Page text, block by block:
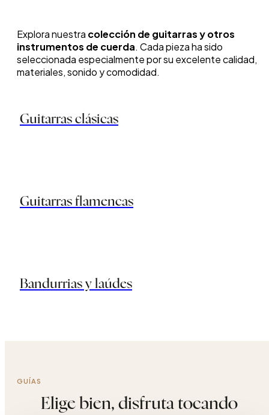
Explora nuestra colección de guitarras y otros
instrumentos de cuerda. Cada pieza ha sido
seleccionada especialmente por su excelente calidad,
materiales, sonido y comodidad.
Guitarras clásicas
Guitarras flamencas
Bandurrias y laúdes
GUÍAS
Elige bien, disfruta tocando